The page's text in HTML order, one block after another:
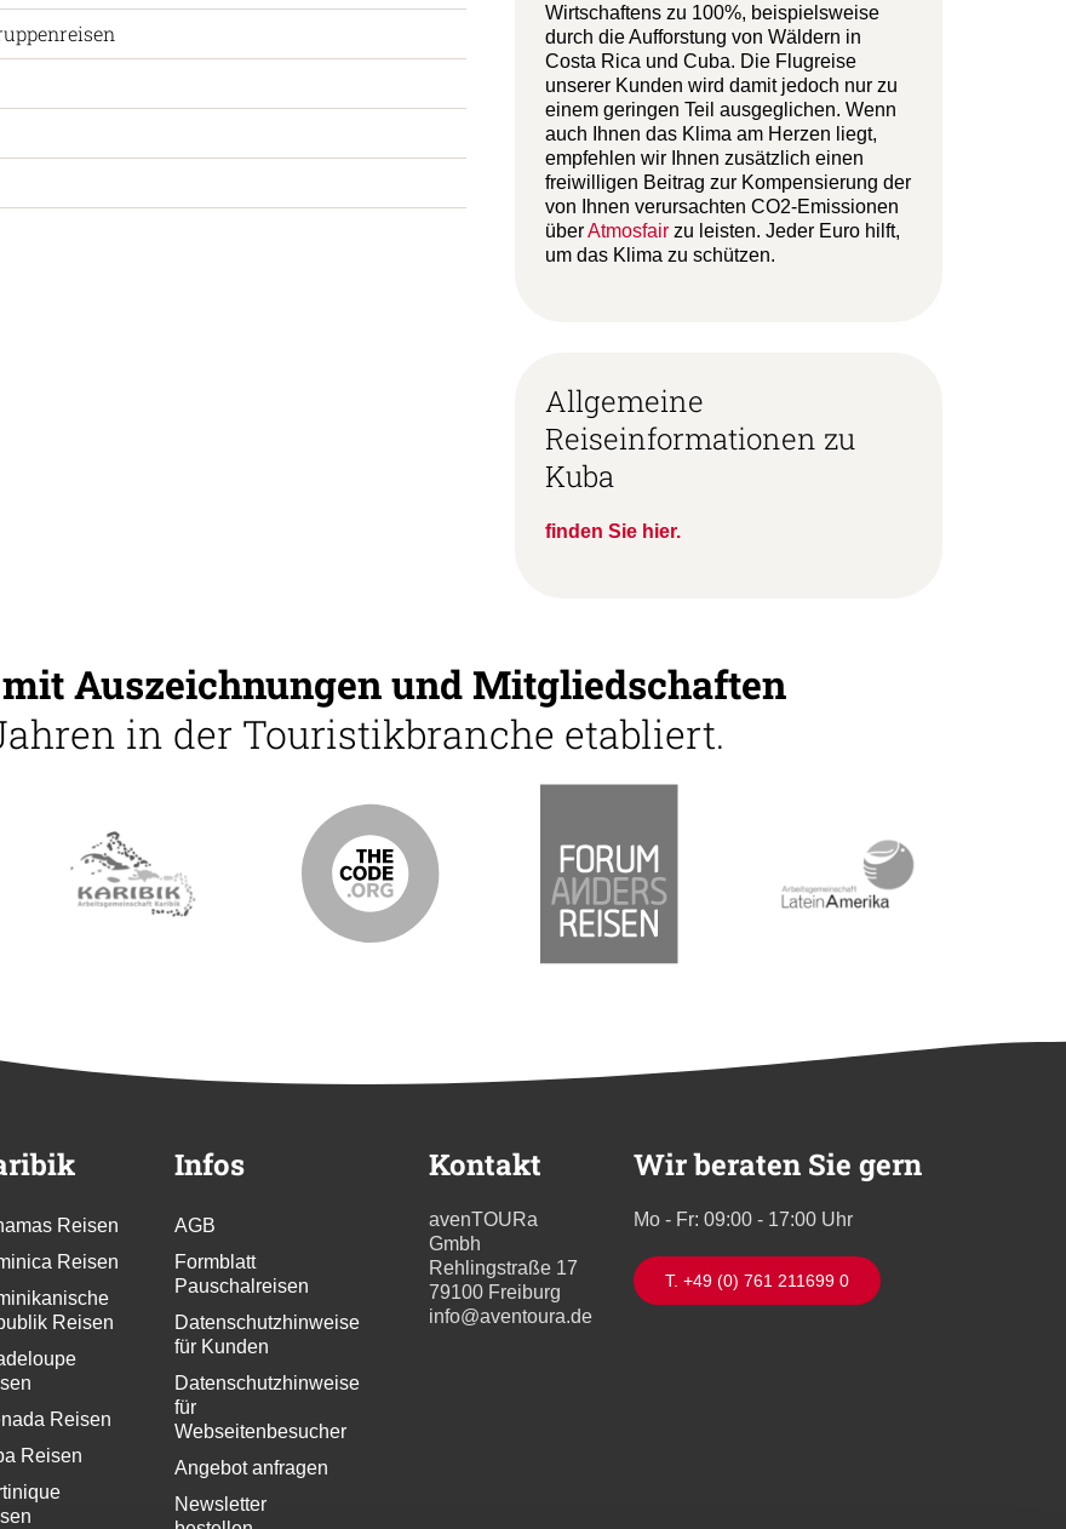
Wirtschaftens zu 100%, beispielsweise
durch die Aufforstung von Wäldern in
Costa Rica und Cuba. Die Flugreise
unserer Kunden wird damit jedoch nur zu
einem geringen Teil ausgeglichen. Wenn
auch Ihnen das Klima am Herzen liegt,
empfehlen wir Ihnen zusätzlich einen
freiwilligen Beitrag zur Kompensierung der
von Ihnen verursachten CO2-Emissionen
überAtmosfair zu leisten. Jeder Euro hilft,
um das Klima zu schützen.
Allgemeine
Reiseinformationen zu
Kuba
finden Sie hier.
Auszeichnungen und Mitgliedschaften
in der Touristikbranche etabliert.
Reisen
Reisen
Reisen
Reisen
Reisen
Infos
AGB
Formblatt
Pauschalreisen
Datenschutzhinweise
für Kunden
Datenschutzhinweise
für
Webseitenbesucher
Angebot anfragen
Newsletter
Kontakt
avenTOURa
Gmbh
Rehlingstraße 17
79100 Freiburg
info@aventoura.de
Wir beraten Sie gern
Mo - Fr: 09:00 - 17:00 Uhr
T. +49 (0) 761 211699 0